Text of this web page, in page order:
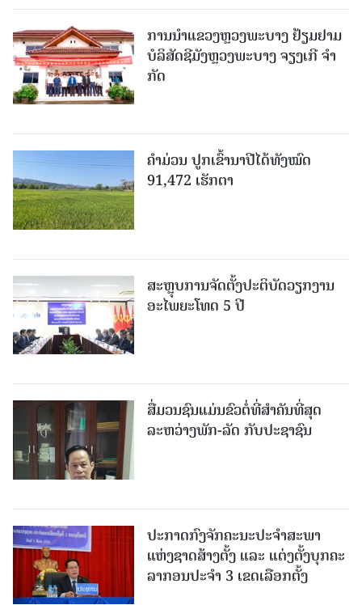
ການນຳແຂວງຫຼວງພະບາງ ຢ້ຽມ​ຢາມ
ບໍ​ລິ​ສັດຊີມັງຫຼວງພະບາງ ຈຽງເກີ ຈໍາ
ກັດ
ຄໍາມ່ວນ ປູກເຂົ້ານາປີໄດ້ທັງໝົດ
91,472 ເຮັກຕາ
ສະຫຼຸບການຈັດຕັ້ງປະຕິບັດວຽກງານ
ອະໄພຍະໂທດ 5 ປີ
ສື່ມວນຊົນແມ່ນຂົວຕໍ່ທີ່ສໍາຄັນທີ່ສຸດ
ລະຫວ່າງພັກ-ລັດ ກັບປະຊາຊົນ
ປະກາດກົງຈັກຄະນະປະຈໍາສະພາ
ແຫ່ງຊາດສ້າງຕັ້ງ ແລະ ແຕ່ງຕັ້ງບຸກຄະ
ລາກອນປະຈໍາ 3 ເຂດເລືອກຕັ້ງ